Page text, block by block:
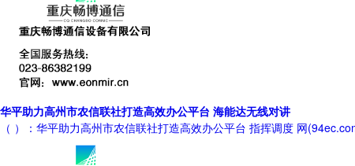
华平助力高州市农信联社打造高效办公平台 海能达无线对讲
（ ）：华平助力高州市农信联社打造高效办公平台 指挥调度 网